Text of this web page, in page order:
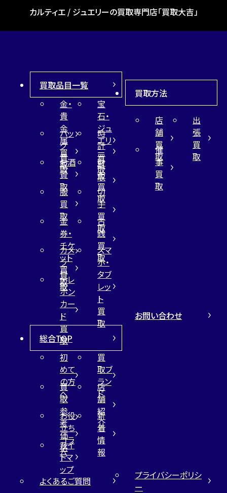
カルティエ / ジュエリーの買取専門店「買取大吉」
買取品目一覧
金・
貴
金
属
買
取
宝
石・
ジュ
エリ
ー
買
取
バッ
グ
買
取
時
計
買
取
お酒
買
取
財
布
買
取
服
買
取
切
手
買
取
金
券・
チケ
ット
買
取
古
銭
買
取
カメ
ラ
買
取
スマ
ホ・
タブ
レッ
ト
買
取
テレ
ホン
カー
ド
買
取
買取方法
店
舗
買
取
出
張
買
取
催
事
買
取
総合TOP
初
めて
の方
へ
買
取ブ
ラン
ド
買
取
参
考
価
格
店
舗
紹
介
お役
立ち
コラ
ム
新
着
情
報
サイ
トマ
ップ
お問い合わせ
よくあるご質問
プライバシーポリシ
ー